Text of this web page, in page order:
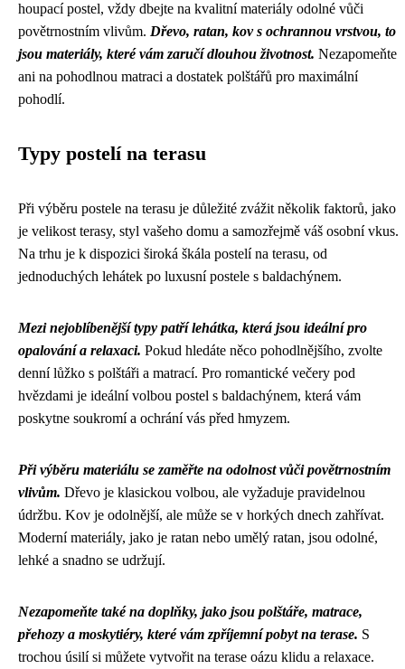
houpací postel, vždy dbejte na kvalitní materiály odolné vůči
povětrnostním vlivům. Dřevo, ratan, kov s ochrannou vrstvou, to
jsou materiály, které vám zaručí dlouhou životnost. Nezapomeňte
ani na pohodlnou matraci a dostatek polštářů pro maximální
pohodlí.
Typy postelí na terasu
Při výběru postele na terasu je důležité zvážit několik faktorů, jako
je velikost terasy, styl vašeho domu a samozřejmě váš osobní vkus.
Na trhu je k dispozici široká škála postelí na terasu, od
jednoduchých lehátek po luxusní postele s baldachýnem.
Mezi nejoblíbenější typy patří lehátka, která jsou ideální pro
opalování a relaxaci. Pokud hledáte něco pohodlnějšího, zvolte
denní lůžko s polštáři a matrací. Pro romantické večery pod
hvězdami je ideální volbou postel s baldachýnem, která vám
poskytne soukromí a ochrání vás před hmyzem.
Při výběru materiálu se zaměřte na odolnost vůči povětrnostním
vlivům. Dřevo je klasickou volbou, ale vyžaduje pravidelnou
údržbu. Kov je odolnější, ale může se v horkých dnech zahřívat.
Moderní materiály, jako je ratan nebo umělý ratan, jsou odolné,
lehké a snadno se udržují.
Nezapomeňte také na doplňky, jako jsou polštáře, matrace,
přehozy a moskytiéry, které vám zpříjemní pobyt na terase. S
trochou úsilí si můžete vytvořit na terase oázu klidu a relaxace.